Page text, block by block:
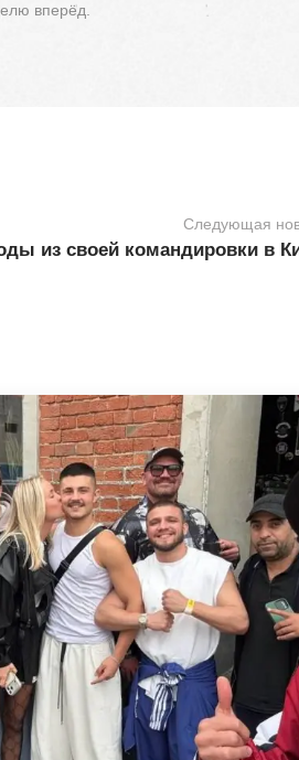
вперёд.
Следующая
из своей командировки в